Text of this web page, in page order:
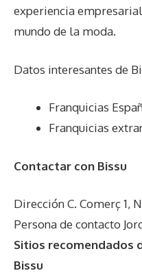
experiencia
mundo de la moda.
Datos interesantes de
Franquicias
Franquicias
Contactar con Bissu
Dirección C. Comerç 1,
Persona de contacto
Sitios recomendados
Bissu